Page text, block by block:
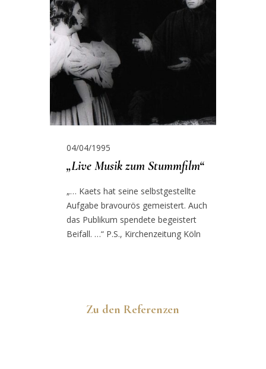
04/04/1995
„Live Musik zum Stummfilm“
„… Kaets hat seine selbstgestellte
Aufgabe bravourös gemeistert. Auch
das Publikum spendete begeistert
Beifall. …“ P.S., Kirchenzeitung Köln
Zu den Referenzen